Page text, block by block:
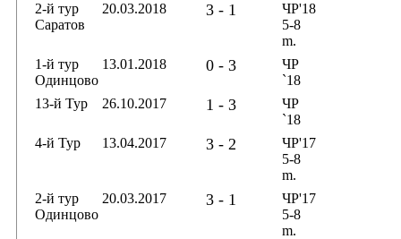
2-й тур
Саратов
20.03.2018 3 - 1
ЧР'18
5-8
m.
1-й тур
Одинцово
13.01.2018 0 - 3
ЧР
`18
13-й Тур
26.10.2017 1 - 3
ЧР
`18
4-й Тур
13.04.2017 3 - 2
ЧР'17
5-8
m.
2-й тур
Одинцово
20.03.2017 3 - 1
ЧР'17
5-8
m.